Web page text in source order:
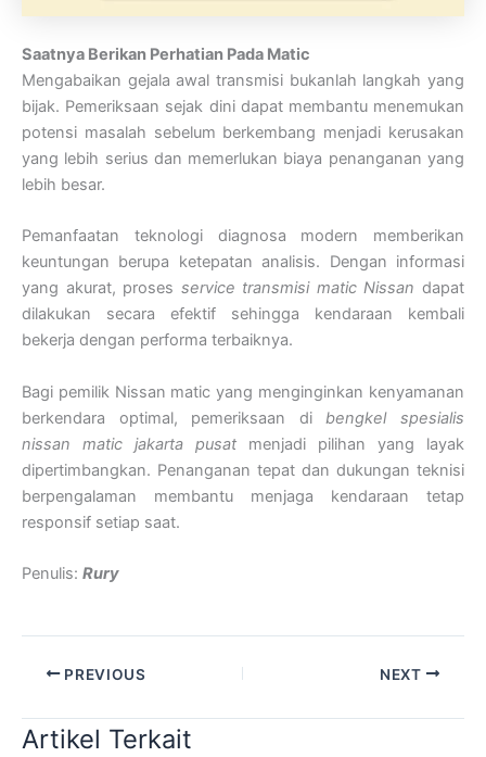
Saatnya Berikan Perhatian Pada Matic
Mengabaikan gejala awal transmisi bukanlah langkah yang
bijak. Pemeriksaan sejak dini dapat membantu menemukan
potensi masalah sebelum berkembang menjadi kerusakan
yang lebih serius dan memerlukan biaya penanganan yang
lebih besar.
Pemanfaatan teknologi diagnosa modern memberikan
keuntungan berupa ketepatan analisis. Dengan informasi
yang akurat, proses service transmisi matic Nissan dapat
dilakukan secara efektif sehingga kendaraan kembali
bekerja dengan performa terbaiknya.
Bagi pemilik Nissan matic yang menginginkan kenyamanan
berkendara optimal, pemeriksaan dibengkel spesialis
nissan matic jakarta pusat menjadi pilihan yang layak
dipertimbangkan. Penanganan tepat dan dukungan teknisi
berpengalaman membantu menjaga kendaraan tetap
responsif setiap saat.
Penulis: Rury
PREVIOUS NEXT
Artikel Terkait